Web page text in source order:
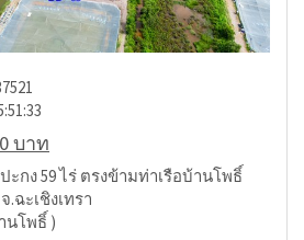
บาท
กง 59 ไร่ ตรงข้ามท่าเรือบ้านโพธิ์
ฉะเชิงเทรา
นโพธิ์ )